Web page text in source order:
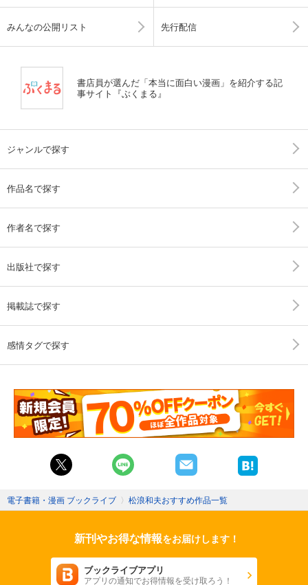
みんなの公開リスト 先行配信
書店員が選んだ「本当に面白い漫画」を紹介する記
事サイト『ぶくまる』
ジャンルで探す
作品名で探す
作者名で探す
出版社で探す
掲載誌で探す
感情タグで探す
電子書籍・漫画 ブックライブ 〉 松浪和夫おすすめ作品一覧
新刊やお得な情報をお届けします！
ブックライブアプリ
アプリの通知でお得情報を受け取ろう！